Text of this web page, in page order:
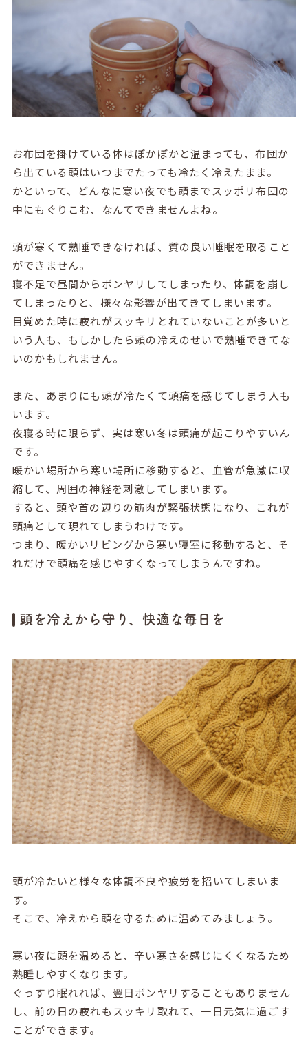
お布団を掛けている体はぽかぽかと温まっても、布団か
ら出ている頭はいつまでたっても冷たく冷えたまま。
かといって、どんなに寒い夜でも頭までスッポリ布団の
中にもぐりこむ、なんてできませんよね。
頭が寒くて熟睡できなければ、質の良い睡眠を取ること
ができません。
寝不足で昼間からボンヤリしてしまったり、体調を崩し
てしまったりと、様々な影響が出てきてしまいます。
目覚めた時に疲れがスッキリとれていないことが多いと
いう人も、もしかしたら頭の冷えのせいで熟睡できてな
いのかもしれません。
また、あまりにも頭が冷たくて頭痛を感じてしまう人も
います。
夜寝る時に限らず、実は寒い冬は頭痛が起こりやすいん
です。
暖かい場所から寒い場所に移動すると、血管が急激に収
縮して、周囲の神経を刺激してしまいます。
すると、頭や首の辺りの筋肉が緊張状態になり、これが
頭痛として現れてしまうわけです。
つまり、暖かいリビングから寒い寝室に移動すると、そ
れだけで頭痛を感じやすくなってしまうんですね。
頭を冷えから守り、快適な毎日を
頭が冷たいと様々な体調不良や疲労を招いてしまいま
す。
そこで、冷えから頭を守るために温めてみましょう。
寒い夜に頭を温めると、辛い寒さを感じにくくなるため
熟睡しやすくなります。
ぐっすり眠れれば、翌日ボンヤリすることもありません
し、前の日の疲れもスッキリ取れて、一日元気に過ごす
ことができます。